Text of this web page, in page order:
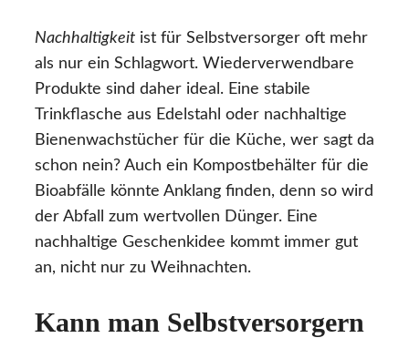
Nachhaltigkeit ist für Selbstversorger oft mehr
als nur ein Schlagwort. Wiederverwendbare
Produkte sind daher ideal. Eine stabile
Trinkflasche aus Edelstahl oder nachhaltige
Bienenwachstücher für die Küche, wer sagt da
schon nein? Auch ein Kompostbehälter für die
Bioabfälle könnte Anklang finden, denn so wird
der Abfall zum wertvollen Dünger. Eine
nachhaltige Geschenkidee kommt immer gut
an, nicht nur zu Weihnachten.
Kann man Selbstversorgern